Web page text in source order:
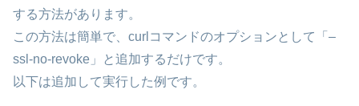
する方法があります。
この方法は簡単で、curlコマンドのオプションとして「–
ssl-no-revoke」と追加するだけです。
以下は追加して実行した例です。